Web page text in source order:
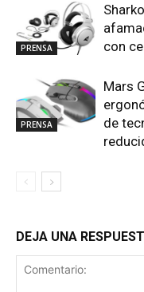
PRENSA
con
PRENSA
Mars
de
DEJA UNA